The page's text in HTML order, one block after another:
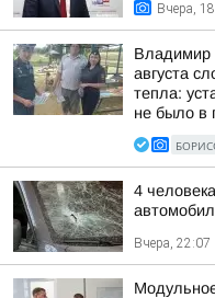
Вчера,
Владимир
августа
тепла:
не было в
4
Вчера, 22:07